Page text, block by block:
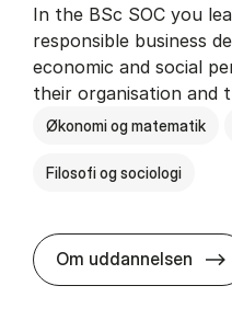
In the BSc SOC you
responsible business
economic and social
their organisation and
Økonomi og matematik
Filosofi og sociologi
Om uddannelsen